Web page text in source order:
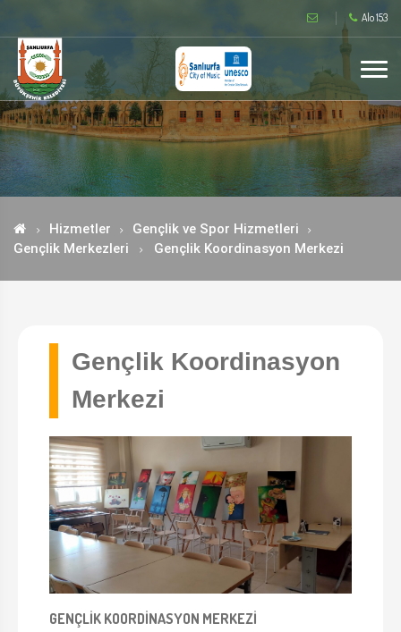
Alo 153
Hizmetler
Gençlik ve Spor Hizmetleri
Gençlik Merkezleri
Gençlik Koordinasyon Merkezi
Gençlik Koordinasyon
Merkezi
GENÇLİK KOORDİNASYON MERKEZİ